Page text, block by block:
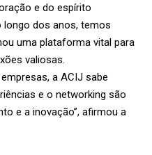
e do espírito
longo dos anos, temos
uma plataforma vital para
valiosas.
a ACIJ sabe
e o networking são
e a inovação”, afirmou a